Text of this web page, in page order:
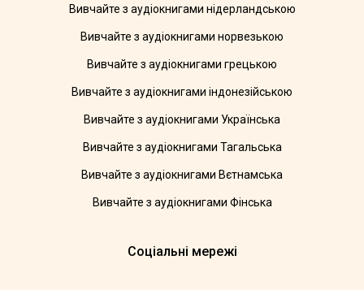
Вивчайте з аудіокнигами нідерландською
Вивчайте з аудіокнигами норвезькою
Вивчайте з аудіокнигами грецькою
Вивчайте з аудіокнигами індонезійською
Вивчайте з аудіокнигами Українська
Вивчайте з аудіокнигами Тагальська
Вивчайте з аудіокнигами Вєтнамська
Вивчайте з аудіокнигами Фінська
Соціальні мережі